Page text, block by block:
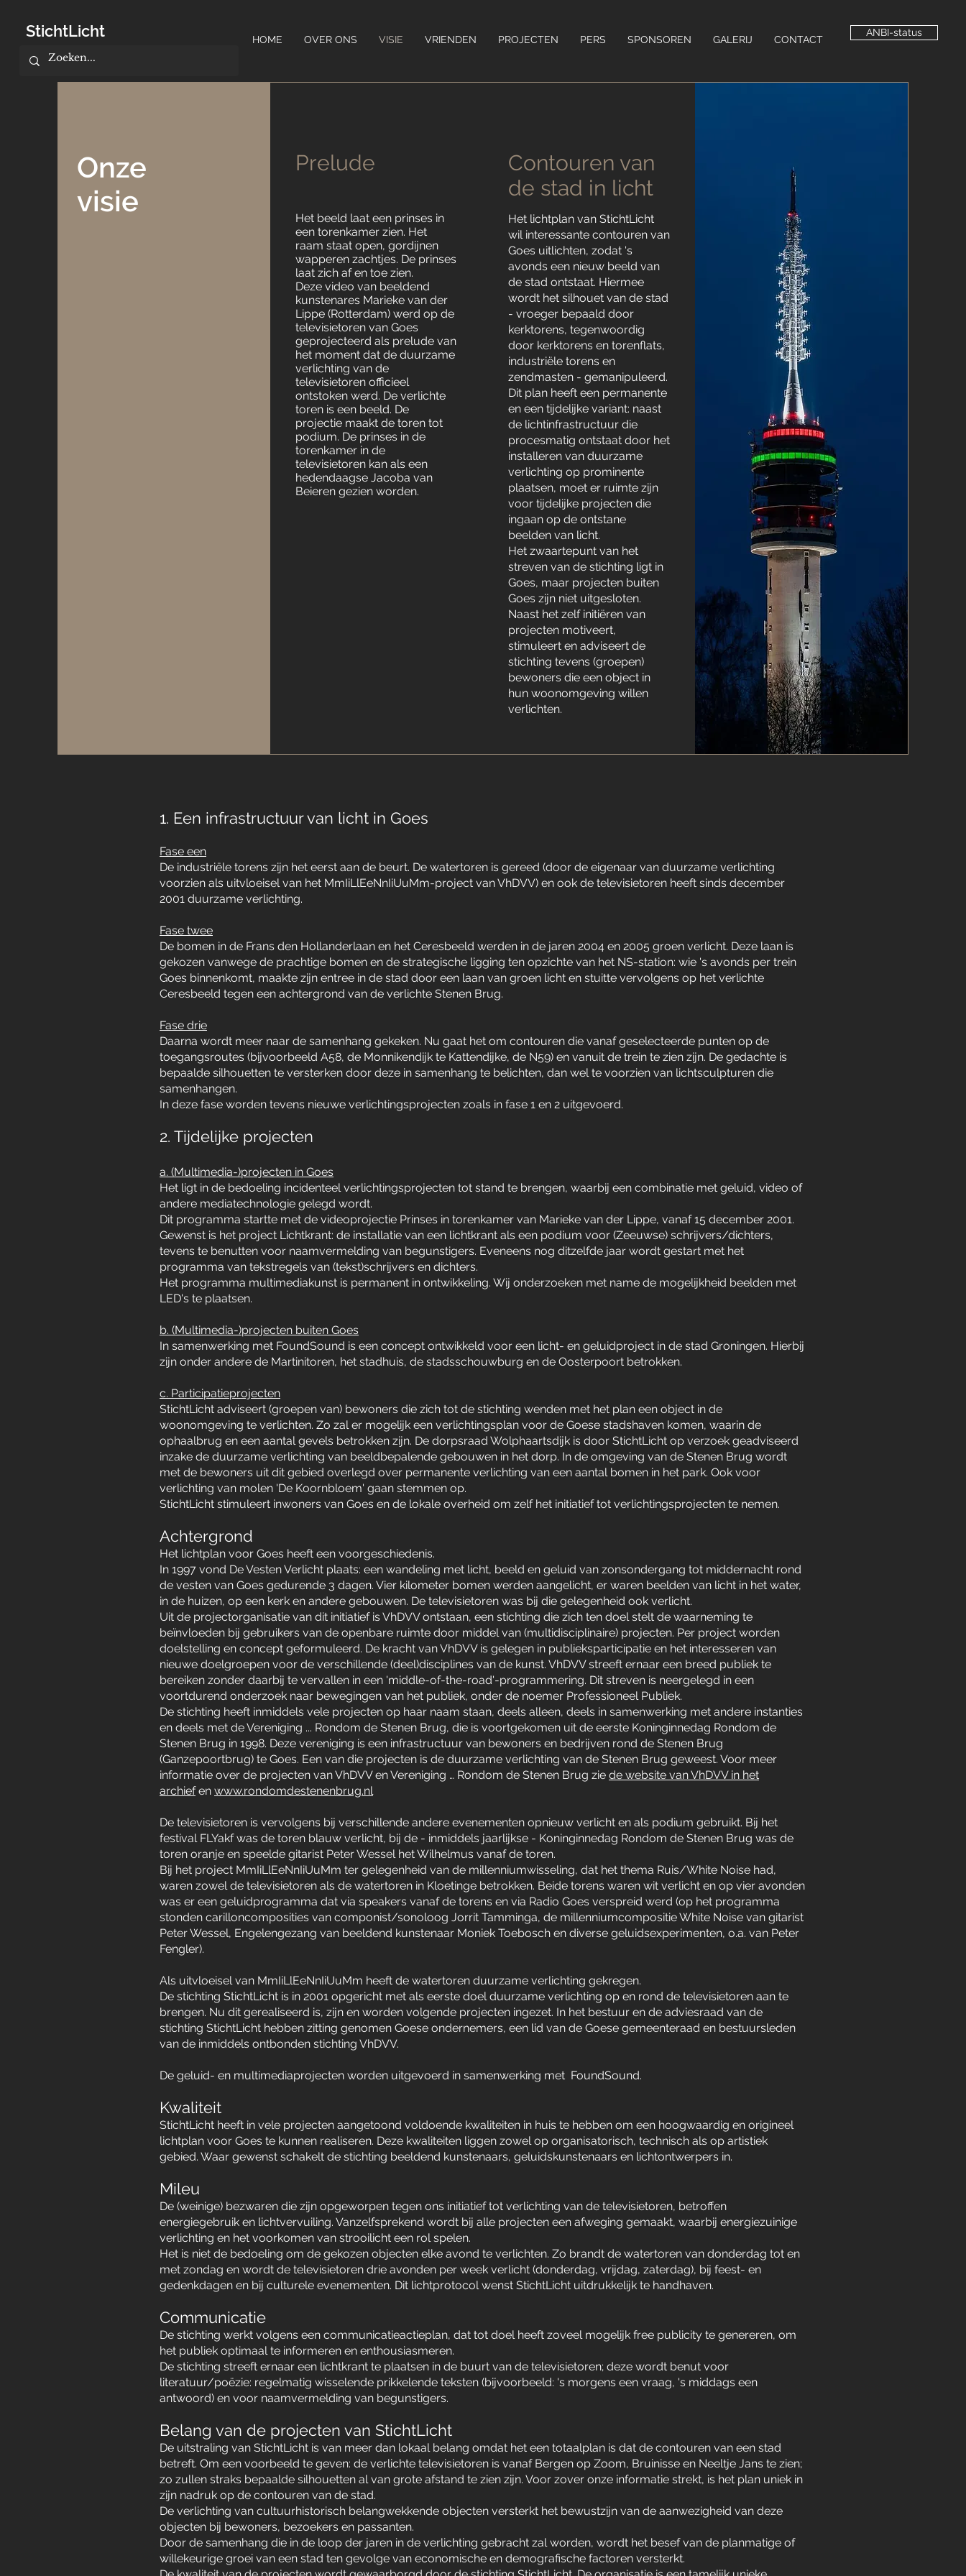
StichtLicht HOME OVER ONS VISIE VRIENDEN PROJECTEN PERS SPONSOREN GALERIJ CONTACT
ANBI-status
Onze
visie
Prelude
Het beeld laat een prinses in
een torenkamer zien. Het
raam staat open, gordijnen
wapperen zachtjes. De prinses
laat zich af en toe zien.
Deze video van beeldend
kunstenares Marieke van der
Lippe (Rotterdam) werd op de
televisietoren van Goes
geprojecteerd als prelude van
het moment dat de duurzame
verlichting van de
televisietoren officieel
ontstoken werd. De verlichte
toren is een beeld. De
projectie maakt de toren tot
podium. De prinses in de
torenkamer in de
televisietoren kan als een
hedendaagse Jacoba van
Beieren gezien worden.
Contouren van
de stad in licht
Het lichtplan van StichtLicht
wil interessante contouren van
Goes uitlichten, zodat 's
avonds een nieuw beeld van
de stad ontstaat. Hiermee
wordt het silhouet van de stad
- vroeger bepaald door
kerktorens, tegenwoordig
door kerktorens en torenflats,
industriële torens en
zendmasten - gemanipuleerd.
Dit plan heeft een permanente
en een tijdelijke variant: naast
de lichtinfrastructuur die
procesmatig ontstaat door het
installeren van duurzame
verlichting op prominente
plaatsen, moet er ruimte zijn
voor tijdelijke projecten die
ingaan op de ontstane
beelden van licht.
Het zwaartepunt van het
streven van de stichting ligt in
Goes, maar projecten buiten
Goes zijn niet uitgesloten.
Naast het zelf initiëren van
projecten motiveert,
stimuleert en adviseert de
stichting tevens (groepen)
bewoners die een object in
hun woonomgeving willen
verlichten.
1. Een infrastructuur van licht in Goes
Fase een
De industriële torens zijn het eerst aan de beurt. De watertoren is gereed (door de eigenaar van duurzame verlichting
voorzien als uitvloeisel van het MmIiLlEeNnIiUuMm-project van VhDVV) en ook de televisietoren heeft sinds december
2001 duurzame verlichting.
Fase twee
De bomen in de Frans den Hollanderlaan en het Ceresbeeld werden in de jaren 2004 en 2005 groen verlicht. Deze laan is
gekozen vanwege de prachtige bomen en de strategische ligging ten opzichte van het NS-station: wie 's avonds per trein
Goes binnenkomt, maakte zijn entree in de stad door een laan van groen licht en stuitte vervolgens op het verlichte
Ceresbeeld tegen een achtergrond van de verlichte Stenen Brug.
Fase drie
Daarna wordt meer naar de samenhang gekeken. Nu gaat het om contouren die vanaf geselecteerde punten op de
toegangsroutes (bijvoorbeeld A58, de Monnikendijk te Kattendijke, de N59) en vanuit de trein te zien zijn. De gedachte is
bepaalde silhouetten te versterken door deze in samenhang te belichten, dan wel te voorzien van lichtsculpturen die
samenhangen.
In deze fase worden tevens nieuwe verlichtingsprojecten zoals in fase 1 en 2 uitgevoerd.
2. Tijdelijke projecten
a. (Multimedia-)projecten in Goes
Het ligt in de bedoeling incidenteel verlichtingsprojecten tot stand te brengen, waarbij een combinatie met geluid, video of
andere mediatechnologie gelegd wordt.
Dit programma startte met de videoprojectie Prinses in torenkamer van Marieke van der Lippe, vanaf 15 december 2001.
Gewenst is het project Lichtkrant: de installatie van een lichtkrant als een podium voor (Zeeuwse) schrijvers/dichters,
tevens te benutten voor naamvermelding van begunstigers. Eveneens nog ditzelfde jaar wordt gestart met het
programma van tekstregels van (tekst)schrijvers en dichters.
Het programma multimediakunst is permanent in ontwikkeling. Wij onderzoeken met name de mogelijkheid beelden met
LED's te plaatsen.
b. (Multimedia-)projecten buiten Goes
In samenwerking met FoundSound is een concept ontwikkeld voor een licht- en geluidproject in de stad Groningen. Hierbij
zijn onder andere de Martinitoren, het stadhuis, de stadsschouwburg en de Oosterpoort betrokken.
c. Participatieprojecten
StichtLicht adviseert (groepen van) bewoners die zich tot de stichting wenden met het plan een object in de
woonomgeving te verlichten. Zo zal er mogelijk een verlichtingsplan voor de Goese stadshaven komen, waarin de
ophaalbrug en een aantal gevels betrokken zijn. De dorpsraad Wolphaartsdijk is door StichtLicht op verzoek geadviseerd
inzake de duurzame verlichting van beeldbepalende gebouwen in het dorp. In de omgeving van de Stenen Brug wordt
met de bewoners uit dit gebied overlegd over permanente verlichting van een aantal bomen in het park. Ook voor
verlichting van molen 'De Koornbloem' gaan stemmen op.
StichtLicht stimuleert inwoners van Goes en de lokale overheid om zelf het initiatief tot verlichtingsprojecten te nemen.
Achtergrond
Het lichtplan voor Goes heeft een voorgeschiedenis.
In 1997 vond De Vesten Verlicht plaats: een wandeling met licht, beeld en geluid van zonsondergang tot middernacht rond
de vesten van Goes gedurende 3 dagen. Vier kilometer bomen werden aangelicht, er waren beelden van licht in het water,
in de huizen, op een kerk en andere gebouwen. De televisietoren was bij die gelegenheid ook verlicht.
Uit de projectorganisatie van dit initiatief is VhDVV ontstaan, een stichting die zich ten doel stelt de waarneming te
beïnvloeden bij gebruikers van de openbare ruimte door middel van (multidisciplinaire) projecten. Per project worden
doelstelling en concept geformuleerd. De kracht van VhDVV is gelegen in publieksparticipatie en het interesseren van
nieuwe doelgroepen voor de verschillende (deel)disciplines van de kunst. VhDVV streeft ernaar een breed publiek te
bereiken zonder daarbij te vervallen in een 'middle-of-the-road'-programmering. Dit streven is neergelegd in een
voortdurend onderzoek naar bewegingen van het publiek, onder de noemer Professioneel Publiek.
De stichting heeft inmiddels vele projecten op haar naam staan, deels alleen, deels in samenwerking met andere instanties
en deels met de Vereniging ... Rondom de Stenen Brug, die is voortgekomen uit de eerste Koninginnedag Rondom de
Stenen Brug in 1998. Deze vereniging is een infrastructuur van bewoners en bedrijven rond de Stenen Brug
(Ganzepoortbrug) te Goes. Een van die projecten is de duurzame verlichting van de Stenen Brug geweest. Voor meer
informatie over de projecten van VhDVV en Vereniging … Rondom de Stenen Brug zie de website van VhDVV in het
archiefen www.rondomdestenenbrug.nl
De televisietoren is vervolgens bij verschillende andere evenementen opnieuw verlicht en als podium gebruikt. Bij het
festival FLYakf was de toren blauw verlicht, bij de - inmiddels jaarlijkse - Koninginnedag Rondom de Stenen Brug was de
toren oranje en speelde gitarist Peter Wessel het Wilhelmus vanaf de toren.
Bij het project MmIiLlEeNnIiUuMm ter gelegenheid van de millenniumwisseling, dat het thema Ruis/White Noise had,
waren zowel de televisietoren als de watertoren in Kloetinge betrokken. Beide torens waren wit verlicht en op vier avonden
was er een geluidprogramma dat via speakers vanaf de torens en via Radio Goes verspreid werd (op het programma
stonden carilloncomposities van componist/sonoloog Jorrit Tamminga, de millenniumcompositie White Noise van gitarist
Peter Wessel, Engelengezang van beeldend kunstenaar Moniek Toebosch en diverse geluidsexperimenten, o.a. van Peter
Fengler).
Als uitvloeisel van MmIiLlEeNnIiUuMm heeft de watertoren duurzame verlichting gekregen.
De stichting StichtLicht is in 2001 opgericht met als eerste doel duurzame verlichting op en rond de televisietoren aan te
brengen. Nu dit gerealiseerd is, zijn en worden volgende projecten ingezet. In het bestuur en de adviesraad van de
stichting StichtLicht hebben zitting genomen Goese ondernemers, een lid van de Goese gemeenteraad en bestuursleden
van de inmiddels ontbonden stichting VhDVV.
De geluid- en multimediaprojecten worden uitgevoerd in samenwerking met FoundSound.
Kwaliteit
StichtLicht heeft in vele projecten aangetoond voldoende kwaliteiten in huis te hebben om een hoogwaardig en origineel
lichtplan voor Goes te kunnen realiseren. Deze kwaliteiten liggen zowel op organisatorisch, technisch als op artistiek
gebied. Waar gewenst schakelt de stichting beeldend kunstenaars, geluidskunstenaars en lichtontwerpers in.
Mileu
De (weinige) bezwaren die zijn opgeworpen tegen ons initiatief tot verlichting van de televisietoren, betroffen
energiegebruik en lichtvervuiling. Vanzelfsprekend wordt bij alle projecten een afweging gemaakt, waarbij energiezuinige
verlichting en het voorkomen van strooilicht een rol spelen.
Het is niet de bedoeling om de gekozen objecten elke avond te verlichten. Zo brandt de watertoren van donderdag tot en
met zondag en wordt de televisietoren drie avonden per week verlicht (donderdag, vrijdag, zaterdag), bij feest- en
gedenkdagen en bij culturele evenementen. Dit lichtprotocol wenst StichtLicht uitdrukkelijk te handhaven.
Communicatie
De stichting werkt volgens een communicatieactieplan, dat tot doel heeft zoveel mogelijk free publicity te genereren, om
het publiek optimaal te informeren en enthousiasmeren.
De stichting streeft ernaar een lichtkrant te plaatsen in de buurt van de televisietoren; deze wordt benut voor
literatuur/poëzie: regelmatig wisselende prikkelende teksten (bijvoorbeeld: 's morgens een vraag, 's middags een
antwoord) en voor naamvermelding van begunstigers.
Belang van de projecten van StichtLicht
De uitstraling van StichtLicht is van meer dan lokaal belang omdat het een totaalplan is dat de contouren van een stad
betreft. Om een voorbeeld te geven: de verlichte televisietoren is vanaf Bergen op Zoom, Bruinisse en Neeltje Jans te zien;
zo zullen straks bepaalde silhouetten al van grote afstand te zien zijn. Voor zover onze informatie strekt, is het plan uniek in
zijn nadruk op de contouren van de stad.
De verlichting van cultuurhistorisch belangwekkende objecten versterkt het bewustzijn van de aanwezigheid van deze
objecten bij bewoners, bezoekers en passanten.
Door de samenhang die in de loop der jaren in de verlichting gebracht zal worden, wordt het besef van de planmatige of
willekeurige groei van een stad ten gevolge van economische en demografische factoren versterkt.